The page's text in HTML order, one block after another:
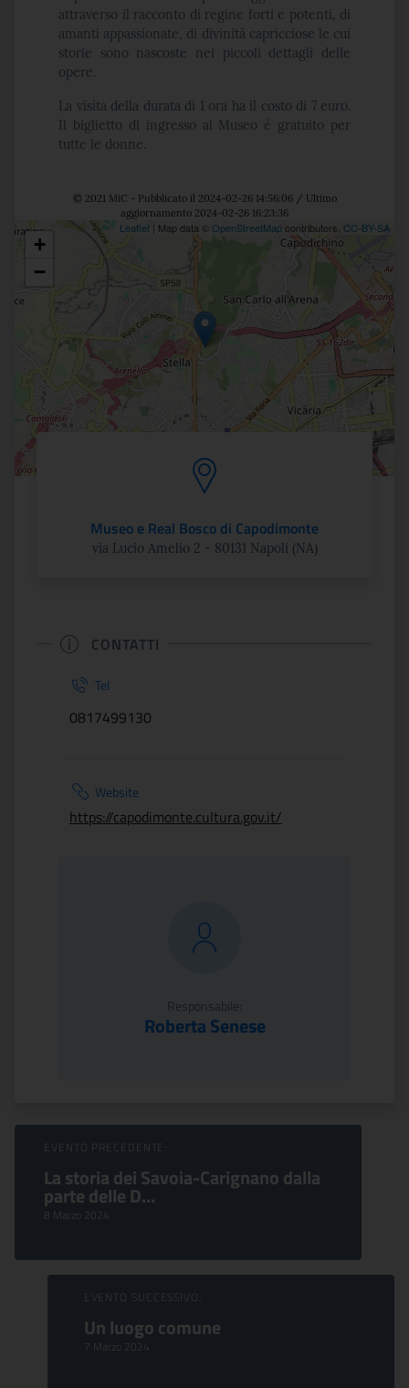
attraverso il racconto di regine forti e potenti, di
amanti appassionate, di divinità capricciose le cui
storie sono nascoste nei piccoli dettagli delle
opere.
La visita della durata di 1 ora ha il costo di 7 euro.
Il biglietto di ingresso al Museo è gratuito per
tutte le donne.
© 2021 MiC - Pubblicato il 2024-02-26 14:56:06 / Ultimo
aggiornamento 2024-02-26 16:23:36
Posizione
+
−
Leaflet | Map data © OpenStreetMapcontributors, CC-BY-SA
Museo e Real Bosco di Capodimonte
via Lucio Amelio 2 - 80131 Napoli (NA)
CONTATTI
Tel
0817499130
Website
https://capodimonte.cultura.gov.it/
Responsabile:
Roberta Senese
Sfoglia Eventi
EVENTO PRECEDENTE:
La storia dei Savoia-Carignano dalla
parte delle D...
8 Marzo 2024
EVENTO SUCCESSIVO:
Un luogo comune
7 Marzo 2024